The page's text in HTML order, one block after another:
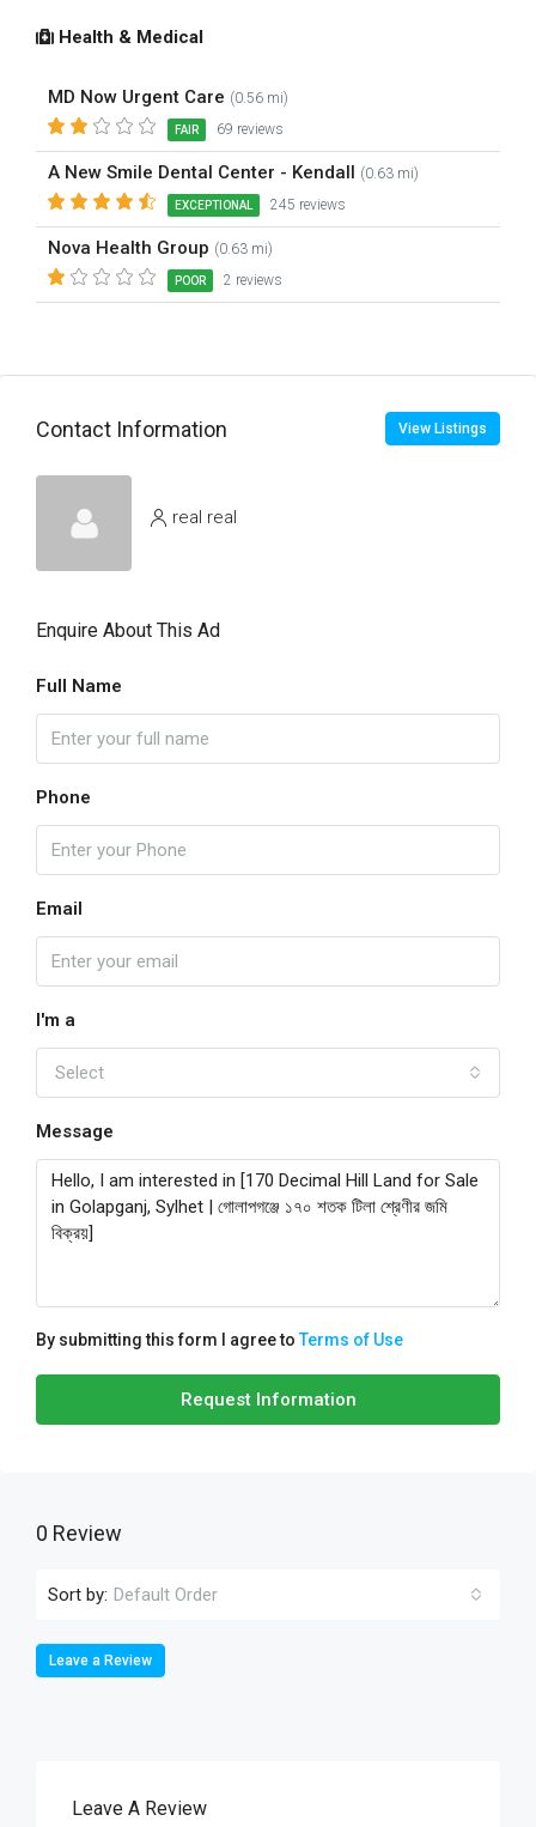
Health & Medical
MD Now Urgent Care (0.56 mi)
FAIR 69 reviews
A New Smile Dental Center - Kendall (0.63 mi)
EXCEPTIONAL 245 reviews
Nova Health Group (0.63 mi)
POOR 2 reviews
Contact Information View Listings
real real
Enquire About This Ad
Full Name
Phone
Email
I'm a
Select
Message
By submitting this form I agree toTerms of Use
Request Information
0 Review
Sort by: Default Order
Leave a Review
Leave A Review